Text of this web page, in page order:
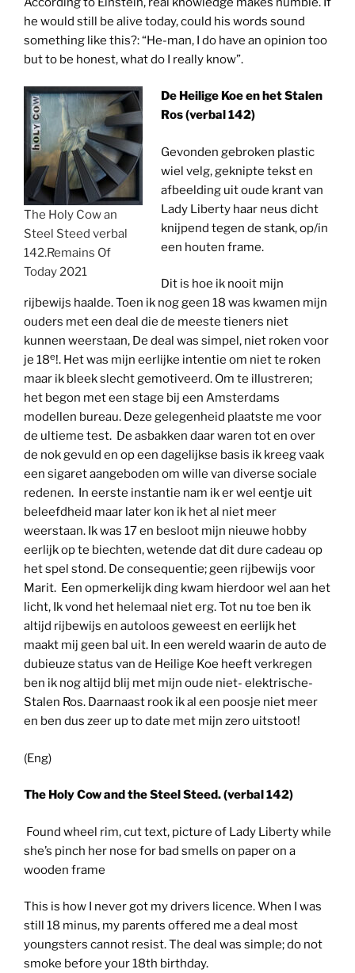
he would still be alive today, could his words sound
something like this?: “He-man, I do have an opinion too
but to be honest, what do I really know”.
The Holy Cow an
Steel Steed verbal
142.Remains Of
Today 2021
De Heilige Koe en het Stalen
Ros (verbal 142)
Gevonden gebroken plastic
wiel velg, geknipte tekst en
afbeelding uit oude krant van
Lady Liberty haar neus dicht
knijpend tegen de stank, op/in
een houten frame.
Dit is hoe ik nooit mijn
rijbewijs haalde. Toen ik nog geen 18 was kwamen mijn
ouders met een deal die de meeste tieners niet
kunnen weerstaan, De deal was simpel, niet roken voor
je 18e!. Het was mijn eerlijke intentie om niet te roken
maar ik bleek slecht gemotiveerd. Om te illustreren;
het begon met een stage bij een Amsterdams
modellen bureau. Deze gelegenheid plaatste me voor
de ultieme test. De asbakken daar waren tot en over
de nok gevuld en op een dagelijkse basis ik kreeg vaak
een sigaret aangeboden om wille van diverse sociale
redenen. In eerste instantie nam ik er wel eentje uit
beleefdheid maar later kon ik het al niet meer
weerstaan. Ik was 17 en besloot mijn nieuwe hobby
eerlijk op te biechten, wetende dat dit dure cadeau op
het spel stond. De consequentie; geen rijbewijs voor
Marit. Een opmerkelijk ding kwam hierdoor wel aan het
licht, Ik vond het helemaal niet erg. Tot nu toe ben ik
altijd rijbewijs en autoloos geweest en eerlijk het
maakt mij geen bal uit. In een wereld waarin de auto de
dubieuze status van de Heilige Koe heeft verkregen
ben ik nog altijd blij met mijn oude niet- elektrische-
Stalen Ros. Daarnaast rook ik al een poosje niet meer
en ben dus zeer up to date met mijn zero uitstoot!
(Eng)
The Holy Cow and the Steel Steed. (verbal 142)
Found wheel rim, cut text, picture of Lady Liberty while
she’s pinch her nose for bad smells on paper on a
wooden frame
This is how I never got my drivers licence. When I was
still 18 minus, my parents offered me a deal most
youngsters cannot resist. The deal was simple; do not
smoke before your 18th birthday.